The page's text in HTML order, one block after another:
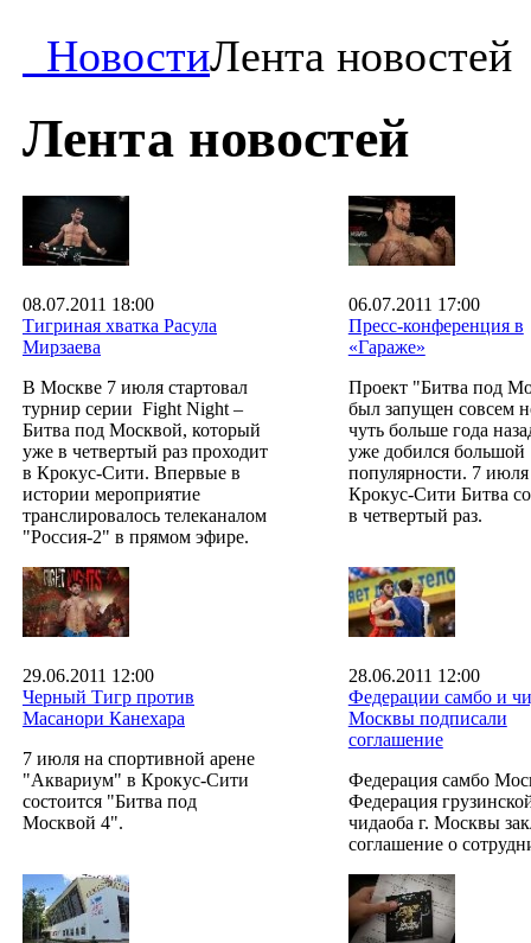
НовостиЛента новостей
Лента новостей
08.07.2011 18:00
Тигриная хватка Расула
Мирзаева
В Москве 7 июля стартовал
турнир серии Fight Night –
Битва под Москвой, который
уже в четвертый раз проходит
в Крокус-Сити. Впервые в
истории мероприятие
транслировалось телеканалом
"Россия-2" в прямом эфире.
06.07.2011 17:00
Пресс-конференция в
«Гараже»
Проект "Битва под
был запущен совсем
чуть больше года
уже добился большой
популярности. 7
Крокус-Сити Битва
в четвертый раз.
29.06.2011 12:00
Черный Тигр против
Масанори Канехара
7 июля на спортивной арене
"Аквариум" в Крокус-Сити
состоится "Битва под
Москвой 4".
28.06.2011 12:00
Федерации самбо и
Москвы подписали
соглашение
Федерация самбо
Федерация
чидаоба г. Москвы
соглашение о